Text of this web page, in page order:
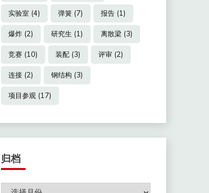
实验室 (4) 弹簧(7) 报告(1)
爆炸(2) 研究生 (1) 离散梁 (3)
竞赛(10) 装配(3) 评审(2)
连接(2) 钢结构 (3)
项目参观 (17)
归档